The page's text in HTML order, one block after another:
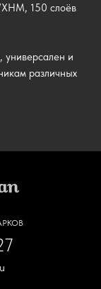
150 слоёв
универсален и
различных